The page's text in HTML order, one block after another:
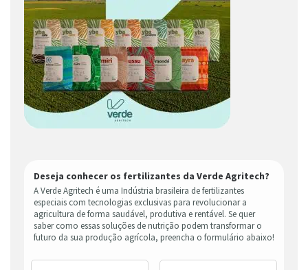
Deseja conhecer os fertilizantes da Verde Agritech?
A Verde Agritech é uma Indústria brasileira de fertilizantes
especiais com tecnologias exclusivas para revolucionar a
agricultura de forma saudável, produtiva e rentável. Se quer
saber como essas soluções de nutrição podem transformar o
futuro da sua produção agrícola, preencha o formulário abaixo!